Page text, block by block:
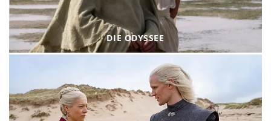
DIE ODYSSEE